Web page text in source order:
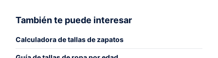
También te puede interesar
Calculadora de tallas de zapatos